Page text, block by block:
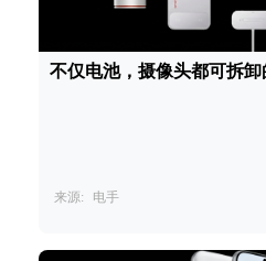
不仅电池，摄像头都可拆
来源: 电手